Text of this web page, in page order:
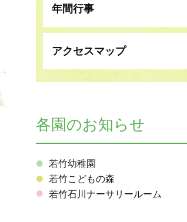
年間行事
アクセスマップ
各園のお知らせ
若竹幼稚園
若竹こどもの森
若竹石川ナーサリールーム